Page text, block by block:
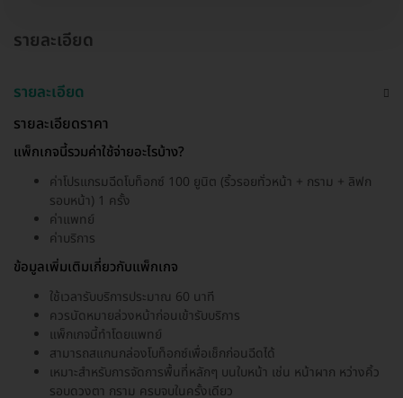
รายละเอียด
รายละเอียด
รายละเอียดราคา
แพ็กเกจนี้รวมค่าใช้จ่ายอะไรบ้าง?
ค่าโปรแกรมฉีดโบท็อกซ์ 100 ยูนิต (ริ้วรอยทั่วหน้า + กราม + ลิฟก
รอบหน้า) 1 ครั้ง
ค่าแพทย์
ค่าบริการ
ข้อมูลเพิ่มเติมเกี่ยวกับแพ็กเกจ
ใช้เวลารับบริการประมาณ 60 นาที
ควรนัดหมายล่วงหน้าก่อนเข้ารับบริการ
แพ็กเกจนี้ทำโดยแพทย์
สามารถสแกนกล่องโบท็อกซ์เพื่อเช็กก่อนฉีดได้
เหมาะสำหรับการจัดการพื้นที่หลักๆ บนใบหน้า เช่น หน้าผาก หว่างคิ้ว
รอบดวงตา กราม ครบจบในครั้งเดียว